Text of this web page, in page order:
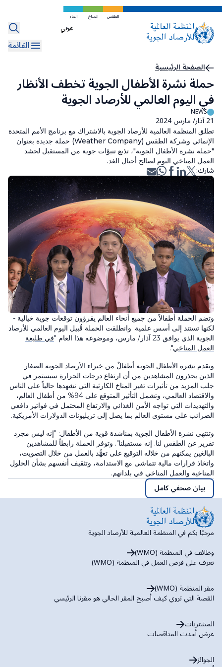
تخطي
المحتوى
الرئيسي
الطقس المناخ الماء
Select
your
القائمة
مسار
التنقل
الصفحة الرئيسية
حملة نشرة الأطفال الجوية تخطف الأنظار
في اليوم العالمي للأرصاد الجوية
NEWS
21 آذار/ مارس 2024
تطلق المنظمة العالمية للأرصاد الجوية بالاشتراك مع برنامج الأمم المتحدة
الإنمائي وشركة الطقس (Weather Company) حملة جديدة بعنوان
"حملة نشرة الأطفال الجوية"، تذيع تنبؤات جوية من المستقبل لحشد
العمل المناخي اليوم لصالح أجيال الغد.
شارك:
وتضم الحملة أطفالاً من جميع أنحاء العالم يقرؤون توقعات جوية خيالية -
لكنها تستند إلى أسس علمية. وانطلقت الحملة قُبيل اليوم العالمي للأرصاد
الجوية الذي يوافق 23 آذار/ مارس، وموضوعه هذا العام "
في طليعة
العمل المناخي".
ويقدم نشرة الأطفال الجوية أطفالٌ من خبراء الأرصاد الجوية الصغار
الذين يحذرون المشاهدين من أن ارتفاع درجات الحرارة سيستمر في
جلب المزيد من تأثيرات تغير المناخ الكارثية التي نشهدها حالياً على الناس
والاقتصاد العالمي، وتشمل التأثير المتوقع على 94% من أطفال العالم،
والتهديدات التي تواجه الأمن الغذائي والارتفاع المحتمل في فواتير دافعي
الضرائب على مستوى العالم بما يصل إلى تريليونات الدولارات الأمريكية.
وتنتهي نشرة الأطفال الجوية بمناشدة قوية من الأطفال: "إنه ليس مجرد
تقرير عن الطقس لنا. إنه مستقبلنا". وتوفر الحملة رابطاً للمشاهدين
البالغين يمكنهم من خلاله التوقيع على تعهُّد بالعمل من خلال التصويت،
واتخاذ قرارات مالية تتماشى مع الاستدامة، وتثقيف أنفسهم بشأن الحلول
المناخية والعمل المناخي في بلدانهم.
بيان صحفي كامل
مرحبًا بكم في المنظمة العالمية للأرصاد الجوية
وظائف في المنظمة (WMO)
تعرف على فرص العمل في المنظمة (WMO)
مقر المنظمة (WMO)
القصة التي تروي كيف أصبح المقر الحالي هو مقرنا الرئيسي
المشتريات
عرض أحدث المناقصات
الجوائز